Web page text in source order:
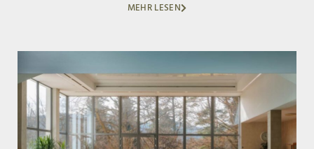
MEHR LESEN